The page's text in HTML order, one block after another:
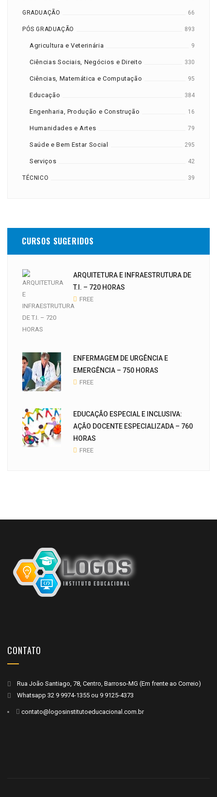
GRADUAÇÃO 66
PÓS GRADUAÇÃO 893
Agricultura e Veterinária 9
Ciências Sociais, Negócios e Direito 330
Ciências, Matemática e Computação 95
Educação 384
Engenharia, Produção e Construção 16
Humanidades e Artes 79
Saúde e Bem Estar Social 295
Serviços 42
TÉCNICO 39
CURSOS SUGERIDOS
ARQUITETURA E INFRAESTRUTURA DE
T.I. – 720 HORAS
FREE
ENFERMAGEM DE URGÊNCIA E
EMERGÊNCIA – 750 HORAS
FREE
EDUCAÇÃO ESPECIAL E INCLUSIVA:
AÇÃO DOCENTE ESPECIALIZADA – 760
HORAS
FREE
CONTATO
Rua João Santiago, 78, Centro, Barroso-MG (Em frente ao Correio)
Whatsapp 32 9 9974-1355 ou 9 9125-4373
contato@logosinstitutoeducacional.com.br